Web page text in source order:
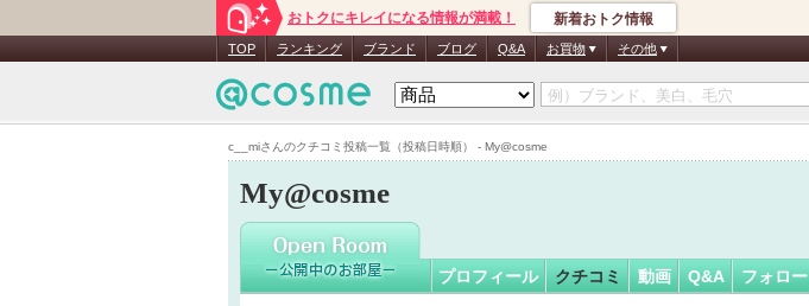
c__miさんのクチコミ投稿一覧（投稿日時順） - My@cosme
おトクにキレイになる情報が満載！ 新着おトク情報
TOP ランキング ブランド ブログ Q&A お買物 その他
My@cosme
c__miさん
プロフィール クチコミ 動画 Q&A フォロー